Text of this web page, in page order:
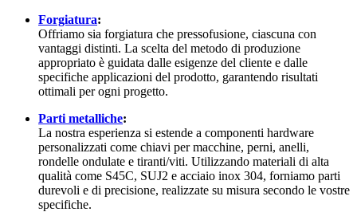
Forgiatura:
Offriamo sia forgiatura che pressofusione, ciascuna con
vantaggi distinti. La scelta del metodo di produzione
appropriato è guidata dalle esigenze del cliente e dalle
specifiche applicazioni del prodotto, garantendo risultati
ottimali per ogni progetto.
Parti metalliche:
La nostra esperienza si estende a componenti hardware
personalizzati come chiavi per macchine, perni, anelli,
rondelle ondulate e tiranti/viti. Utilizzando materiali di alta
qualità come S45C, SUJ2 e acciaio inox 304, forniamo parti
durevoli e di precisione, realizzate su misura secondo le vostre
specifiche.